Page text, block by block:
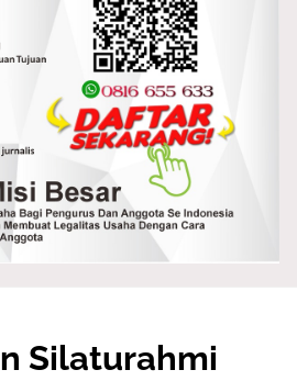
Silaturahmi